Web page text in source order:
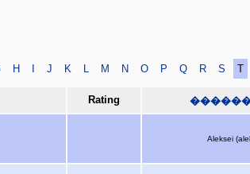
H I J K L M N O P Q R S T
Rating
Aleksei